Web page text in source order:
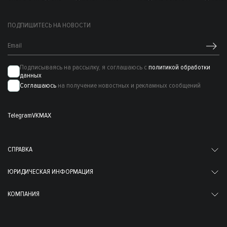
ПОДПИШИТЕСЬ НА НОВОСТИ
Подписываясь на рассылку, я соглашаюсь с политикой обработки
данных
Соглашаюсь на получение новостных и рекламных сообщений
TelegramVKMAX
СПРАВКА
ЮРИДИЧЕСКАЯ ИНФОРМАЦИЯ
КОМПАНИЯ